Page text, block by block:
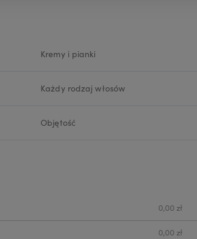
Kremy i pianki
Każdy rodzaj włosów
Objętość
kosztów
0,00 zł
0,00 zł